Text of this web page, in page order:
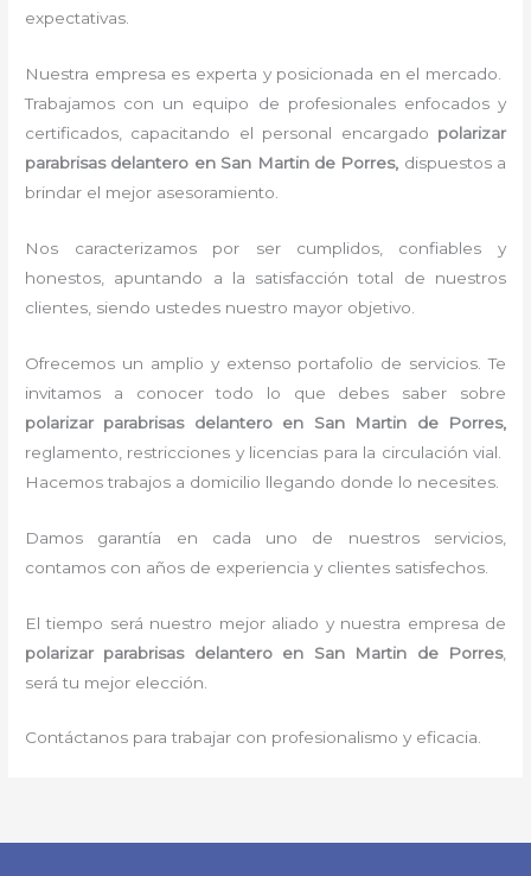
expectativas.
Nuestra empresa es experta y posicionada en el mercado.
Trabajamos con un equipo de profesionales enfocados y
certificados, capacitando el personal encargado polarizar
parabrisas delantero en San Martin de Porres, dispuestos a
brindar el mejor asesoramiento.
Nos caracterizamos por ser cumplidos, confiables y
honestos, apuntando a la satisfacción total de nuestros
clientes, siendo ustedes nuestro mayor objetivo.
Ofrecemos un amplio y extenso portafolio de servicios. Te
invitamos a conocer todo lo que debes saber sobre
polarizar parabrisas delantero en San Martin de Porres,
reglamento, restricciones y licencias para la circulación vial.
Hacemos trabajos a domicilio llegando donde lo necesites.
Damos garantía en cada uno de nuestros servicios,
contamos con años de experiencia y clientes satisfechos.
El tiempo será nuestro mejor aliado y nuestra empresa de
polarizar parabrisas delantero en San Martin de Porres,
será tu mejor elección.
Contáctanos para trabajar con profesionalismo y eficacia.